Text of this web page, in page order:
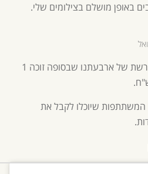
מושלם בצילומים שלי.
מטרת ההפקה היתה פעילות רשת של ארבעתנו שבסופה זוכה 1
שיוכלו לקבל את